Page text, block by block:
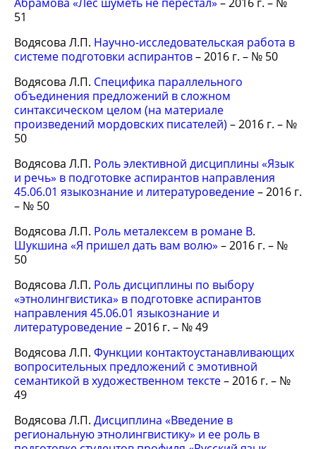
51
Водясова Л.П. Научно-исследовательская работа в
системе подготовки аспирантов– 2016 г. – № 50
Водясова Л.П. Специфика параллельного
объединения предложений в сложном
синтаксическом целом (на материале
произведений мордовских писателей) – 2016 г. – №
50
Водясова Л.П. Роль элективной дисциплины «Язык
и речь» в подготовке аспирантов направления
45.06.01 языкознание и литературоведение– 2016 г.
– № 50
Водясова Л.П. Роль металексем в романе В.
Шукшина «Я пришел дать вам волю» – 2016 г. – №
50
Водясова Л.П. Роль дисциплины по выбору
«этнолингвистика» в подготовке аспирантов
направления 45.06.01 языкознание и
литературоведение– 2016 г. – № 49
Водясова Л.П. Функции контактоустанавливающих
вопросительных предложений с эмотивной
семантикой в художественном тексте– 2016 г. – №
49
Водясова Л.П. Дисциплина «Введение в
региональную этнолингвистику» и ее роль в